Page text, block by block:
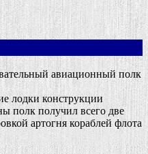
авиационный полк
лодки конструкции
полк получил всего две
артогня кораблей флота